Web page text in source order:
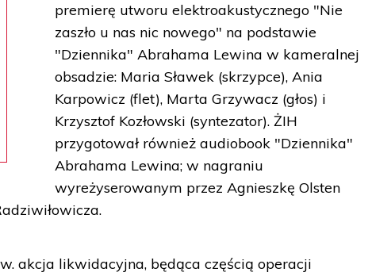
premierę utworu elektroakustycznego "Nie
zaszło u nas nic nowego" na podstawie
"Dziennika" Abrahama Lewina w kameralnej
obsadzie: Maria Sławek (skrzypce), Ania
Karpowicz (flet), Marta Grzywacz (głos) i
Krzysztof Kozłowski (syntezator). ŻIH
przygotował również audiobook "Dziennika"
Abrahama Lewina; w nagraniu
wyreżyserowanym przez Agnieszkę Olsten
akcja likwidacyjna, będąca częścią operacji